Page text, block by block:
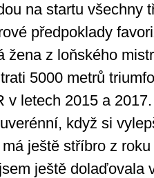
na startu všechny
předpoklady
žena z loňského
5000 metrů
v letech 2015 a
když si
ještě stříbro z roku
ještě dolaďovala